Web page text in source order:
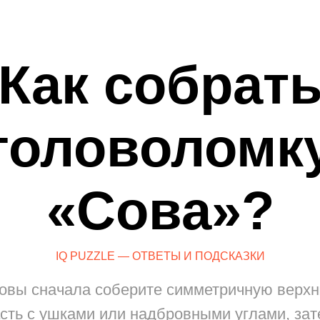
Как собрать
«Сова»?
IQ PUZZLE — ОТВЕТЫ И ПОДСКАЗКИ
сначала соберите симметричную
с ушками или надбровными углами,